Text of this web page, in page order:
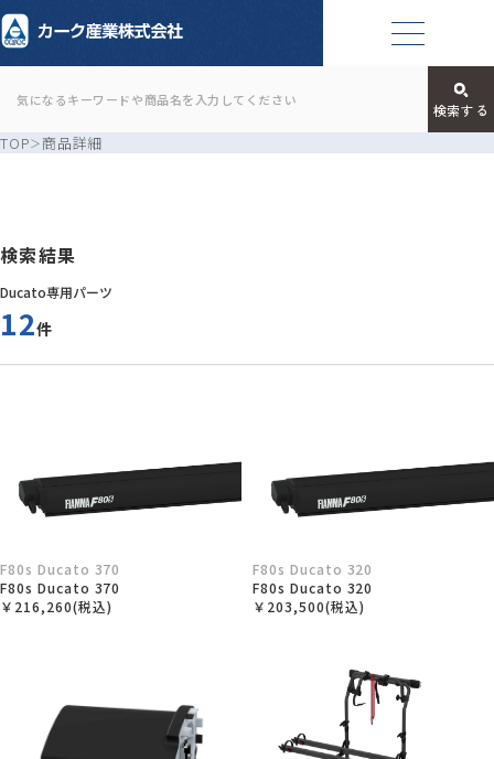
TOP 商品詳細
検索結果
Ducato専用パーツ
12
F80s Ducato 370
F80s Ducato 370
￥216,260(税込)
F80s Ducato 320
F80s Ducato 320
￥203,500(税込)